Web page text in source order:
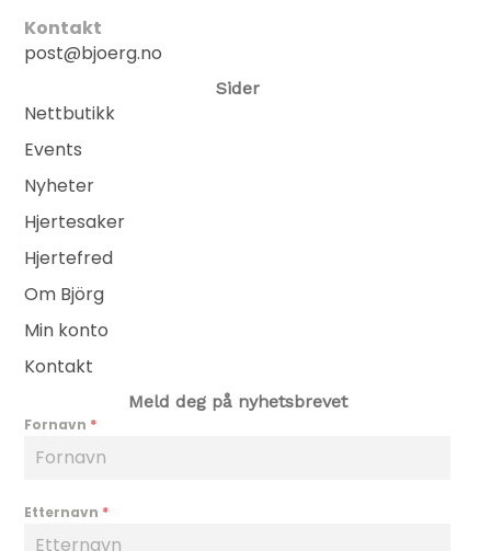
Kontakt
post@bjoerg.no
Sider
Nettbutikk
Events
Nyheter
Hjertesaker
Hjertefred
Om Björg
Min konto
Kontakt
Meld deg på nyhetsbrevet
Fornavn *
Etternavn *